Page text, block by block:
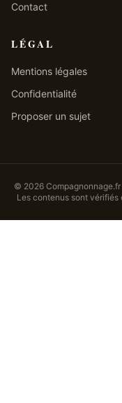
Contact
LÉGAL
Mentions légales
Confidentialité
Proposer un sujet
© 2026Compagnonnage.fr
Les contenus sont vérifiés